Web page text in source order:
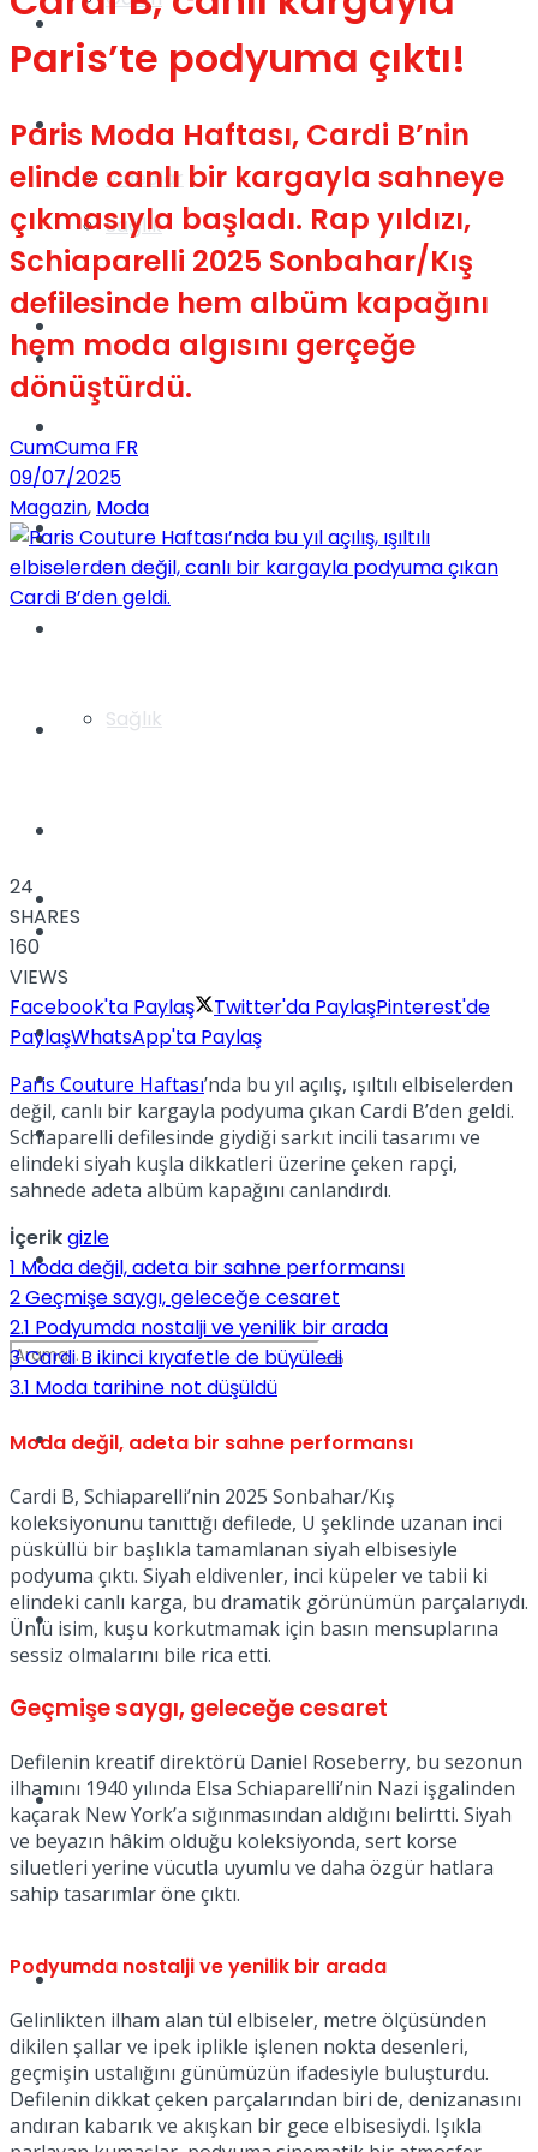
Videolar
Gündem
Yaşam
Sağlık
Kadınca
Dünya
Türkiye
Müzik
Sinema
Tatil
Gündem
Yaşam
Sağlık
Dünya
Müzik
Tatil
Spor
Podcast
No Result
View All Result
Paris’te podyuma çıktı!
Paris Moda Haftası, Cardi B’nin
elinde canlı bir kargayla sahneye
çıkmasıyla başladı. Rap yıldızı,
Schiaparelli 2025 Sonbahar/Kış
defilesinde hem albüm kapağını
hem moda algısını gerçeğe
dönüştürdü.
CumCuma FR
09/07/2025
Magazin, Moda
24
SHARES
160
VIEWS
Facebook'ta Paylaş
Twitter'da PaylaşPinterest'de
PaylaşWhatsApp'ta Paylaş
Paris Couture Haftası’nda bu yıl açılış, ışıltılı elbiselerden
değil, canlı bir kargayla podyuma çıkan Cardi B’den geldi.
Schiaparelli defilesinde giydiği sarkıt incili tasarımı ve
elindeki siyah kuşla dikkatleri üzerine çeken rapçi,
sahnede adeta albüm kapağını canlandırdı.
İçerikgizle
1 Moda değil, adeta bir sahne performansı
2Geçmişe saygı, geleceğe cesaret
2.1 Podyumda nostalji ve yenilik bir arada
3Cardi B ikinci kıyafetle de büyüledi
3.1 Moda tarihine not düşüldü
Moda değil, adeta bir sahne performansı
Cardi B, Schiaparelli’nin 2025 Sonbahar/Kış
koleksiyonunu tanıttığı defilede, U şeklinde uzanan inci
püsküllü bir başlıkla tamamlanan siyah elbisesiyle
podyuma çıktı. Siyah eldivenler, inci küpeler ve tabii ki
elindeki canlı karga, bu dramatik görünümün parçalarıydı.
Ünlü isim, kuşu korkutmamak için basın mensuplarına
sessiz olmalarını bile rica etti.
Geçmişe saygı, geleceğe cesaret
Defilenin kreatif direktörü Daniel Roseberry, bu sezonun
ilhamını 1940 yılında Elsa Schiaparelli’nin Nazi işgalinden
kaçarak New York’a sığınmasından aldığını belirtti. Siyah
ve beyazın hâkim olduğu koleksiyonda, sert korse
siluetleri yerine vücutla uyumlu ve daha özgür hatlara
sahip tasarımlar öne çıktı.
Podyumda nostalji ve yenilik bir arada
Gelinlikten ilham alan tül elbiseler, metre ölçüsünden
dikilen şallar ve ipek iplikle işlenen nokta desenleri,
geçmişin ustalığını günümüzün ifadesiyle buluşturdu.
Defilenin dikkat çeken parçalarından biri de, denizanasını
andıran kabarık ve akışkan bir gece elbisesiydi. Işıkla